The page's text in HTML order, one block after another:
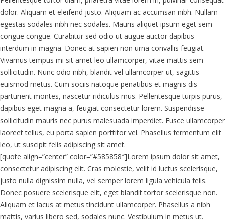
dolor. Aliquam et eleifend justo. Aliquam ac accumsan nibh. Nullam
egestas sodales nibh nec sodales. Mauris aliquet ipsum eget sem
congue congue. Curabitur sed odio ut augue auctor dapibus
interdum in magna. Donec at sapien non urna convallis feugiat.
Vivamus tempus mi sit amet leo ullamcorper, vitae mattis sem
sollicitudin. Nunc odio nibh, blandit vel ullamcorper ut, sagittis
euismod metus. Cum sociis natoque penatibus et magnis dis
parturient montes, nascetur ridiculus mus. Pellentesque turpis purus,
dapibus eget magna a, feugiat consectetur lorem. Suspendisse
sollicitudin mauris nec purus malesuada imperdiet. Fusce ullamcorper
laoreet tellus, eu porta sapien porttitor vel. Phasellus fermentum elit
leo, ut suscipit felis adipiscing sit amet.
[quote align=”center” color=”#585858″]Lorem ipsum dolor sit amet,
consectetur adipiscing elit. Cras molestie, velit id luctus scelerisque,
justo nulla dignissim nulla, vel semper lorem ligula vehicula felis.
Donec posuere scelerisque elit, eget blandit tortor scelerisque non.
Aliquam et lacus at metus tincidunt ullamcorper. Phasellus a nibh
mattis, varius libero sed, sodales nunc. Vestibulum in metus ut.